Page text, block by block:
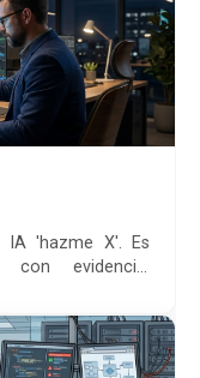
'hazme X'. Es
con evidencia,